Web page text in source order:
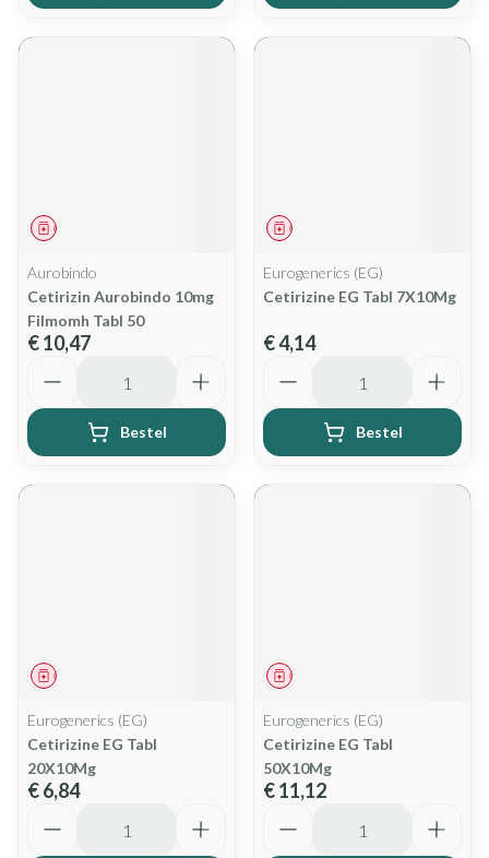
Geneesmiddel
Aurobindo
Cetirizin Aurobindo 10mg
Filmomh Tabl 50
€ 10,47
Bestel
Geneesmiddel
Eurogenerics (EG)
Cetirizine EG Tabl 7X10Mg
€ 4,14
Bestel
Geneesmiddel
Eurogenerics (EG)
Cetirizine EG Tabl
20X10Mg
€ 6,84
Geneesmiddel
Eurogenerics (EG)
Cetirizine EG Tabl
50X10Mg
€ 11,12